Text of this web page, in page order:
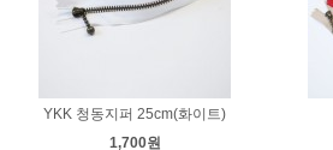
YKK 청동지퍼 25cm(화이트)
1,700원